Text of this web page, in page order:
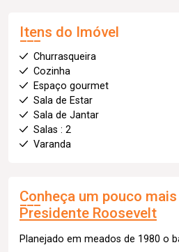
Itens do Imóvel
Churrasqueira
Cozinha
Espaço gourmet
Sala de Estar
Sala de Jantar
Salas : 2
Varanda
Conheça um pouco
Presidente Roosevelt
Planejado em meados de 1980 o